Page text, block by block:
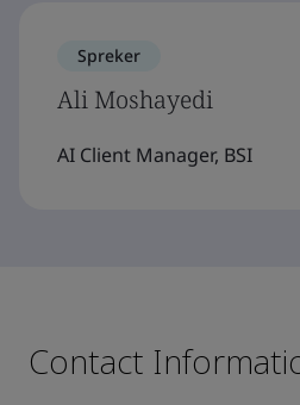
Spreker
Ali Moshayedi
AI Client Manager, BSI